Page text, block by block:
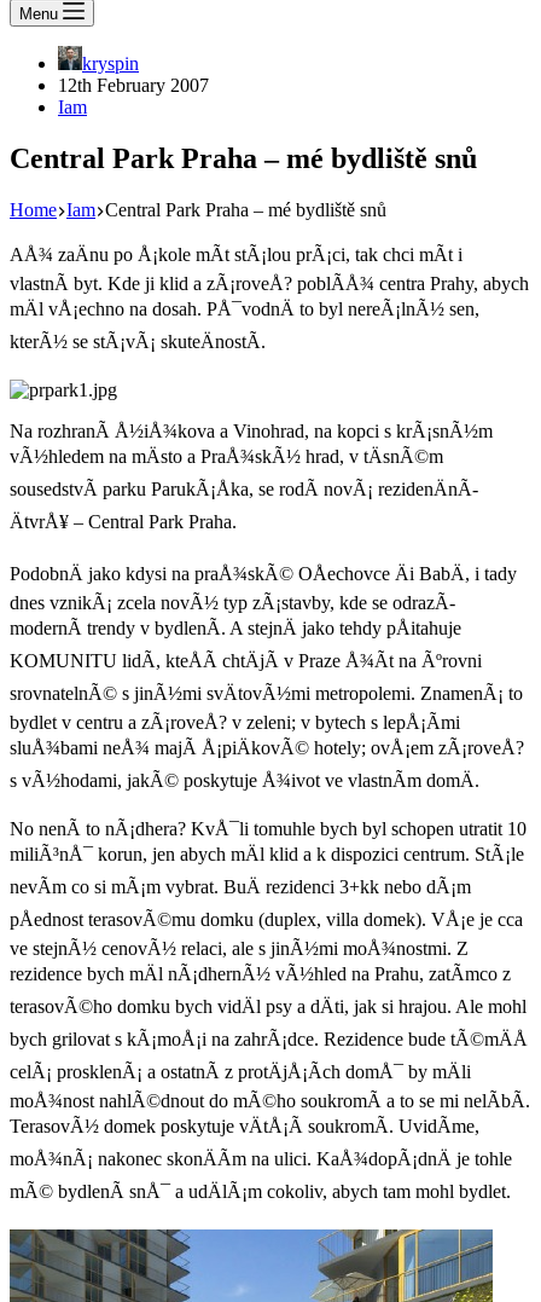
Menu
kryspin
12th February 2007
Iam
Central Park Praha – mé bydliště snů
Home Iam Central Park Praha – mé bydliště snů
AÅ¾ zaÄnu po Å¡kole mÃ­t stÃ¡lou prÃ¡ci, tak chci mÃ­t i
vlastnÃ­ byt. Kde ji klid a zÃ¡roveÅ? poblÃ­Å¾ centra Prahy, abych
mÄl vÅ¡echno na dosah. PÅ¯vodnÄ to byl nereÃ¡lnÃ½ sen,
kterÃ½ se stÃ¡vÃ¡ skuteÄnostÃ­.
Na rozhranÃ­ Å½iÅ¾kova a Vinohrad, na kopci s krÃ¡snÃ½m
vÃ½hledem na mÄsto a PraÅ¾skÃ½ hrad, v tÄsnÃ©m
sousedstvÃ­ parku ParukÃ¡Åka, se rodÃ­ novÃ¡ rezidenÄnÃ­
ÄtvrÅ¥ – Central Park Praha.
PodobnÄ jako kdysi na praÅ¾skÃ© OÅechovce Äi BabÄ, i tady
dnes vznikÃ¡ zcela novÃ½ typ zÃ¡stavby, kde se odrazÃ­
modernÃ­ trendy v bydlenÃ­. A stejnÄ jako tehdy pÅitahuje
KOMUNITU lidÃ­, kteÅÃ­ chtÄjÃ­ v Praze Å¾Ã­t na Ãºrovni
srovnatelnÃ© s jinÃ½mi svÄtovÃ½mi metropolemi. ZnamenÃ¡ to
bydlet v centru a zÃ¡roveÅ? v zeleni; v bytech s lepÅ¡Ã­mi
sluÅ¾bami neÅ¾ majÃ­ Å¡piÄkovÃ© hotely; ovÅ¡em zÃ¡roveÅ?
s vÃ½hodami, jakÃ© poskytuje Å¾ivot ve vlastnÃ­m domÄ.
No nenÃ­ to nÃ¡dhera? KvÅ¯li tomuhle bych byl schopen utratit 10
miliÃ³nÅ¯ korun, jen abych mÄl klid a k dispozici centrum. StÃ¡le
nevÃ­m co si mÃ¡m vybrat. BuÄ rezidenci 3+kk nebo dÃ¡m
pÅednost terasovÃ©mu domku (duplex, villa domek). VÅ¡e je cca
ve stejnÃ½ cenovÃ½ relaci, ale s jinÃ½mi moÅ¾nostmi. Z
rezidence bych mÄl nÃ¡dhernÃ½ vÃ½hled na Prahu, zatÃ­mco z
terasovÃ©ho domku bych vidÄl psy a dÄti, jak si hrajou. Ale mohl
bych grilovat s kÃ¡moÅ¡i na zahrÃ¡dce. Rezidence bude tÃ©mÄÅ
celÃ¡ prosklenÃ¡ a ostatnÃ­ z protÄjÅ¡Ã­ch domÅ¯ by mÄli
moÅ¾nost nahlÃ©dnout do mÃ©ho soukromÃ­ a to se mi nelÃ­bÃ­.
TerasovÃ½ domek poskytuje vÄtÅ¡Ã­ soukromÃ­. UvidÃ­me,
moÅ¾nÃ¡ nakonec skonÄÃ­m na ulici. KaÅ¾dopÃ¡dnÄ je tohle
mÃ© bydlenÃ­ snÅ¯ a udÄlÃ¡m cokoliv, abych tam mohl bydlet.